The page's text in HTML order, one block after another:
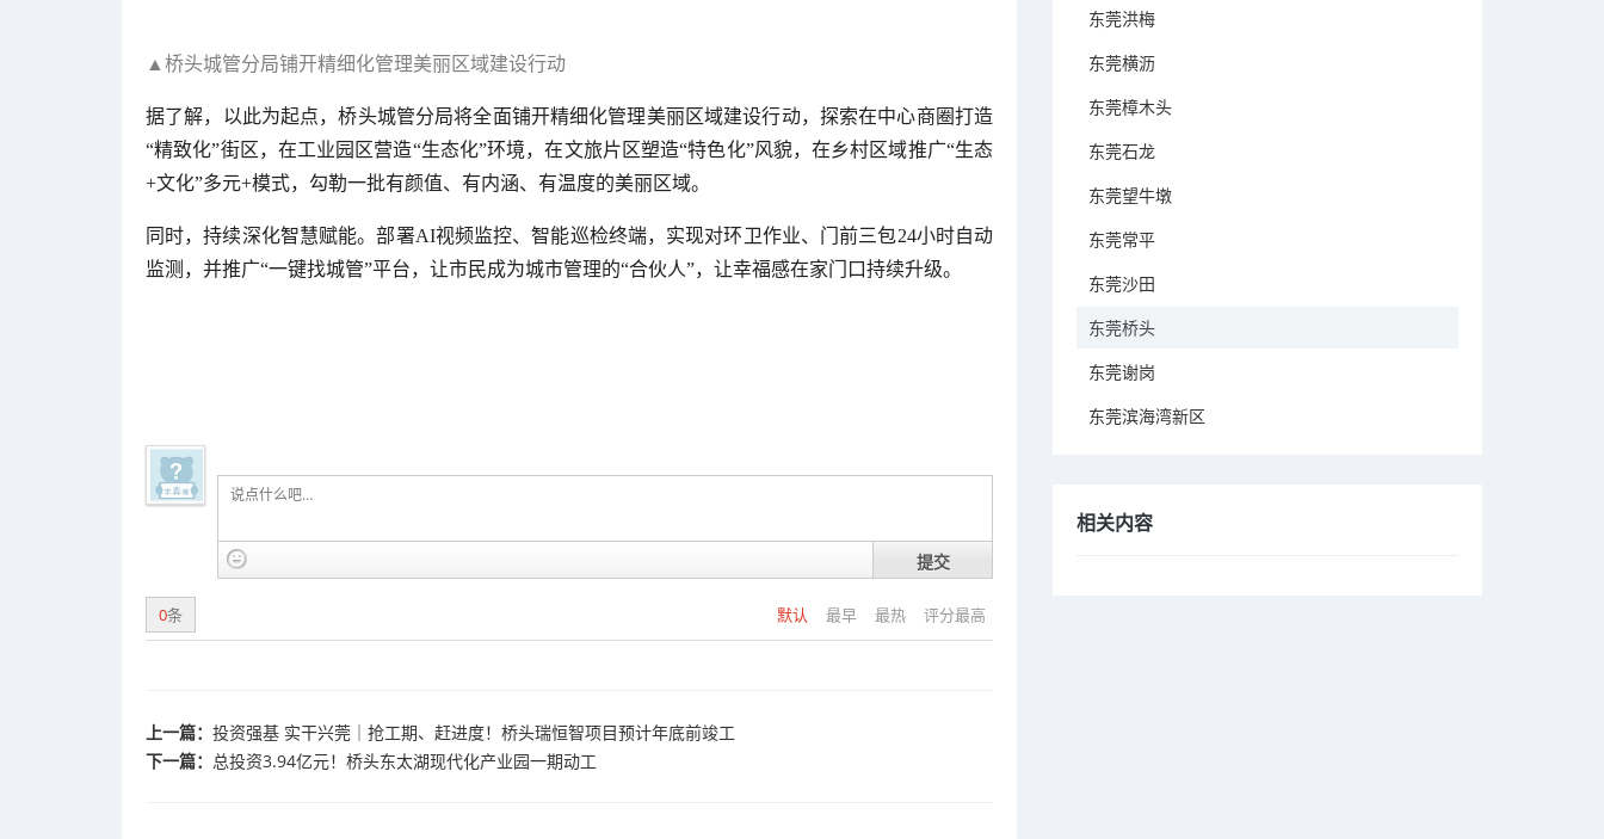
▲桥头城管分局铺开精细化管理美丽区域建设行动
据了解，以此为起点，桥头城管分局将全面铺开精细化管理美丽区域建设行动，探索在中心商圈打造
“精致化”街区，在工业园区营造“生态化”环境，在文旅片区塑造“特色化”风貌，在乡村区域推广“生态
+文化”多元+模式，勾勒一批有颜值、有内涵、有温度的美丽区域。
同时，持续深化智慧赋能。部署AI视频监控、智能巡检终端，实现对环卫作业、门前三包24小时自动
监测，并推广“一键找城管”平台，让市民成为城市管理的“合伙人”，让幸福感在家门口持续升级。
提交
默认 最早 最热 评分最高
0条
上一篇： 投资强基 实干兴莞｜抢工期、赶进度！桥头瑞恒智项目预计年底前竣工
下一篇： 总投资3.94亿元！桥头东太湖现代化产业园一期动工
东莞洪梅
东莞横沥
东莞樟木头
东莞石龙
东莞望牛墩
东莞常平
东莞沙田
东莞桥头
东莞谢岗
东莞滨海湾新区
相关内容